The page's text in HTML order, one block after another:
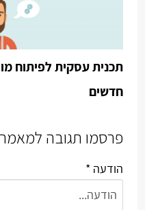
תכנית עסקית לפיתוח
חדשים
פרסמו תגובה למאמר
הודעה *